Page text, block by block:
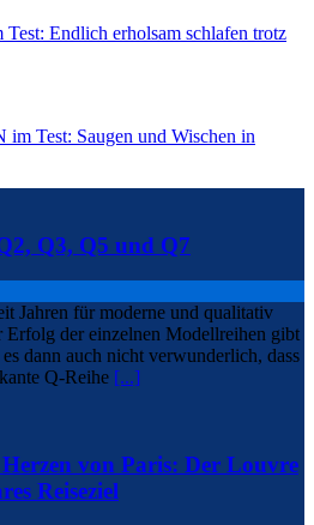
Endlich erholsam schlafen trotz
Test: Saugen und Wischen in
Q3, Q5 und Q7
Jahren für moderne und qualitativ
Erfolg der einzelnen Modellreihen gibt
dann auch nicht verwunderlich, dass
Q-Reihe [...]
von Paris: Der Louvre
Reiseziel